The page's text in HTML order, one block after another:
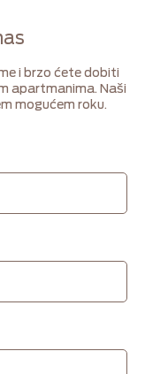
i brzo ćete dobiti
apartmanima. Naši
mogućem roku.